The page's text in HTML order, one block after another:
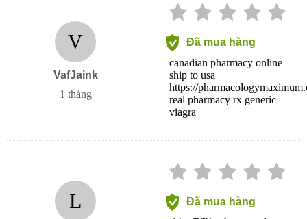
V
VafJaink
1 tháng
Đã mua hàng
canadian pharmacy online
ship to usa
https://
real pharmacy rx generic
viagra
L
Đã mua hàng